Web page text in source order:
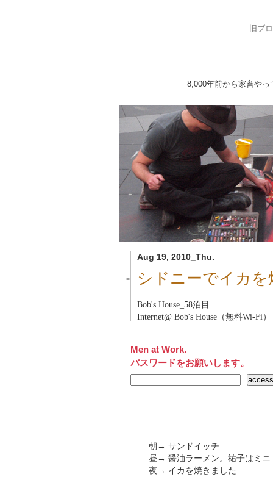
8,000年前から家畜やっ
Aug 19, 2010_Thu.
■ シドニーでイカ
Bob's House_58泊目
Internet@ Bob's House（無料Wi-Fi）
Men at Work.
パスワードをお願いします。
朝→ サンドイッチ
昼→ 醤油ラーメン。祐子はミニ
夜→ イカを焼きました